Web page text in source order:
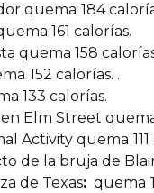
quema 184
161 calorías.
quema 158
152 calorías. .
133 calorías.
Elm Street
Activity quema
de la bruja de
de Texas: quema